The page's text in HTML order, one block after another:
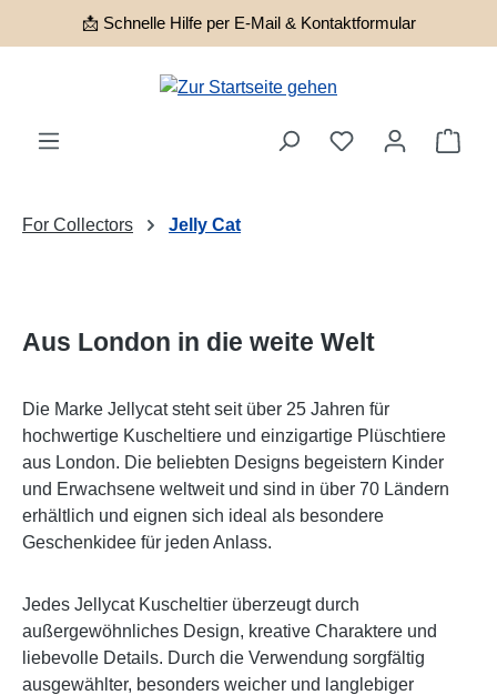
Zum Hauptinhalt springen
📩 Schnelle Hilfe per E-Mail & Kontaktformular
For Collectors Jelly Cat
Aus London in die weite Welt
Die Marke Jellycatsteht seit über 25 Jahren für
hochwertige Kuscheltiere und einzigartige Plüschtiere
aus London. Die beliebten Designs begeistern Kinder
und Erwachsene weltweit und sind in über 70 Ländern
erhältlich und eignen sich ideal als besondere
Geschenkidee für jeden Anlass.
Jedes Jellycat Kuscheltier überzeugt durch
außergewöhnliches Design, kreative Charaktere und
liebevolle Details. Durch die Verwendung sorgfältig
ausgewählter, besonders weicher und langlebiger